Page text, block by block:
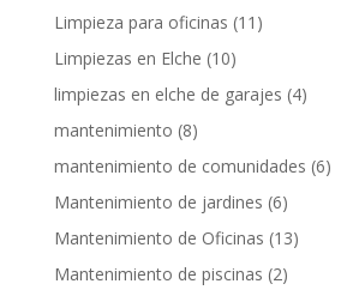
Limpieza para oficinas (11)
Limpiezas en Elche (10)
limpiezas en elche de garajes (4)
mantenimiento (8)
mantenimiento de comunidades (6)
Mantenimiento de jardines (6)
Mantenimiento de Oficinas (13)
Mantenimiento de piscinas (2)